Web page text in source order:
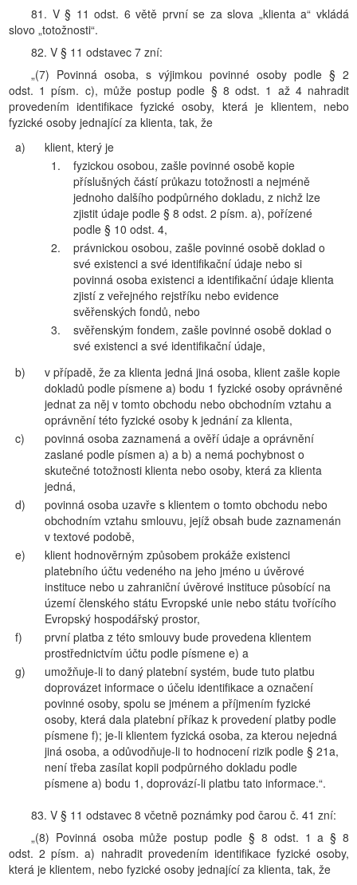
81. V § 11 odst. 6 větě první se za slova „klienta a“ vkládá
slovo „totožnosti“.
82. V § 11 odstavec 7 zní:
„(7) Povinná osoba, s výjimkou povinné osoby podle § 2
odst. 1 písm. c), může postup podle § 8 odst. 1 až 4 nahradit
provedením identifikace fyzické osoby, která je klientem, nebo
fyzické osoby jednající za klienta, tak, že
a)
klient, který je
1.
fyzickou osobou, zašle povinné osobě kopie
příslušných částí průkazu totožnosti a nejméně
jednoho dalšího podpůrného dokladu, z nichž lze
zjistit údaje podle § 8 odst. 2 písm. a), pořízené
podle § 10 odst. 4,
2.
právnickou osobou, zašle povinné osobě doklad o
své existenci a své identifikační údaje nebo si
povinná osoba existenci a identifikační údaje klienta
zjistí z veřejného rejstříku nebo evidence
svěřenských fondů, nebo
3.
svěřenským fondem, zašle povinné osobě doklad o
své existenci a své identifikační údaje,
b)
v případě, že za klienta jedná jiná osoba, klient zašle kopie
dokladů podle písmene a) bodu 1 fyzické osoby oprávněné
jednat za něj v tomto obchodu nebo obchodním vztahu a
oprávnění této fyzické osoby k jednání za klienta,
c)
povinná osoba zaznamená a ověří údaje a oprávnění
zaslané podle písmen a) a b) a nemá pochybnost o
skutečné totožnosti klienta nebo osoby, která za klienta
jedná,
d)
povinná osoba uzavře s klientem o tomto obchodu nebo
obchodním vztahu smlouvu, jejíž obsah bude zaznamenán
v textové podobě,
e)
klient hodnověrným způsobem prokáže existenci
platebního účtu vedeného na jeho jméno u úvěrové
instituce nebo u zahraniční úvěrové instituce působící na
území členského státu Evropské unie nebo státu tvořícího
Evropský hospodářský prostor,
f)
první platba z této smlouvy bude provedena klientem
prostřednictvím účtu podle písmene e) a
g)
umožňuje-li to daný platební systém, bude tuto platbu
doprovázet informace o účelu identifikace a označení
povinné osoby, spolu se jménem a příjmením fyzické
osoby, která dala platební příkaz k provedení platby podle
písmene f); je-li klientem fyzická osoba, za kterou nejedná
jiná osoba, a odůvodňuje-li to hodnocení rizik podle § 21a,
není třeba zasílat kopii podpůrného dokladu podle
písmene a) bodu 1, doprovází-li platbu tato informace.“.
83. V § 11 odstavec 8 včetně poznámky pod čarou č. 41 zní:
„(8) Povinná osoba může postup podle § 8 odst. 1 a § 8
odst. 2 písm. a) nahradit provedením identifikace fyzické osoby,
která je klientem, nebo fyzické osoby jednající za klienta, tak, že